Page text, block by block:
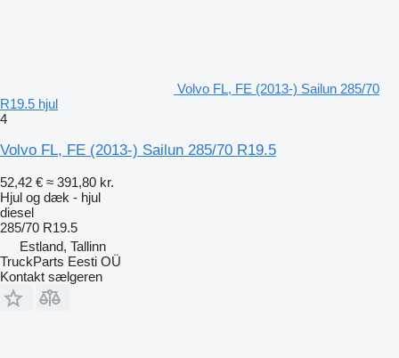
Volvo FL, FE (2013-) Sailun 285/70
R19.5 hjul
4
Volvo FL, FE (2013-) Sailun 285/70 R19.5
52,42 € ≈ 391,80 kr.
Hjul og dæk - hjul
diesel
285/70 R19.5
Estland, Tallinn
TruckParts Eesti OÜ
Kontakt sælgeren